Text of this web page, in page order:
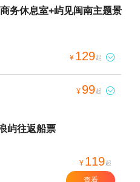
务休息室+屿见闽南主题景
¥ 129起 
¥ 99起 
屿往返船票
¥ 119起
查看